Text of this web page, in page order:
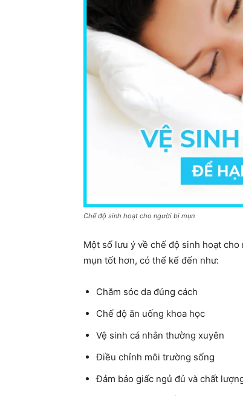
Chế độ sinh hoạt cho người bị mụn
Một số lưu ý về chế độ sinh hoạt
mụn tốt hơn, có thể kể đến như:
Chăm sóc da đúng cách
Chế độ ăn uống khoa học
Vệ sinh cá nhân thường xuyên
Điều chỉnh môi trường sống
Đảm bảo giấc ngủ đủ và chất